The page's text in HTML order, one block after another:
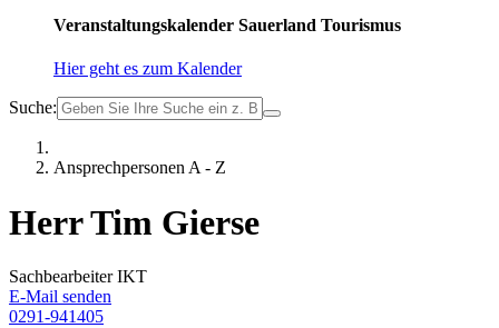
Veranstaltungskalender Sauerland Tourismus
Hier geht es zum Kalender
Suche:
Ansprechpersonen A - Z
Herr Tim Gierse
Sachbearbeiter IKT
E-Mail senden
0291-941405